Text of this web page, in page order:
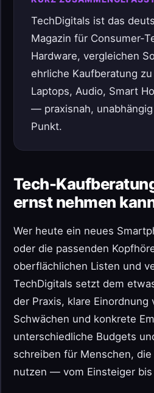
TechDigitals ist das
Magazin für Consumer-
Hardware, vergleichen
ehrliche Kaufberatung
Laptops, Audio, Smart
— praxisnah,
Punkt.
Tech-
ernst nehmen
Wer heute ein neues
oder die passenden
oberflächlichen Listen und
TechDigitals setzt dem
der Praxis, klare Einordnung
Schwächen und konkrete
unterschiedliche Budgets
schreiben für Menschen,
nutzen — vom Einsteiger